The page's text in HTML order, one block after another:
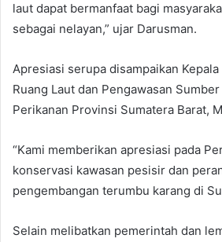
laut dapat bermanfaat bagi
sebagai nelayan,” ujar Darusman.
Apresiasi serupa disampaikan
Ruang Laut dan Pengawasan
Perikanan Provinsi Sumatera Barat,
“Kami memberikan apresiasi pada
konservasi kawasan pesisir dan
pengembangan terumbu karang di
Selain melibatkan pemerintah dan